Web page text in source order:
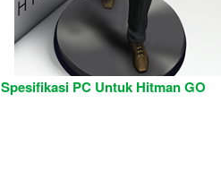
Spesifikasi PC Untuk Hitman GO